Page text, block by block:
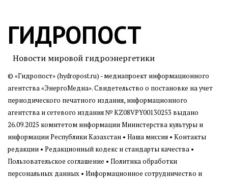
ГИДРОПОСТ
Новости мировой гидроэнергетики
© «Гидропост» (hydropost.ru) - медиапроект информационного
агентства«ЭнергоМедиа». Свидетельство о постановке на учет
периодического печатного издания, информационного
агентства и сетевого издания № KZ08VPY00130253 выдано
26.09.2025 комитетом информации Министерства культуры и
информации Республики Казахстан • Наша миссия • Контакты
редакции • Редакционный кодекс и стандарты качества •
Пользовательское соглашение • Политика обработки
персональных данных • Информационное сотрудничество и